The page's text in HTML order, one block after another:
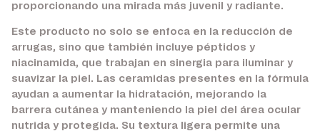
proporcionando una mirada más juvenil y radiante.
Este producto no solo se enfoca en la reducción de
arrugas, sino que también incluye péptidos y
niacinamida, que trabajan en sinergia para iluminar y
suavizar la piel. Las ceramidas presentes en la fórmula
ayudan a aumentar la hidratación, mejorando la
barrera cutánea y manteniendo la piel del área ocular
nutrida y protegida. Su textura ligera permite una